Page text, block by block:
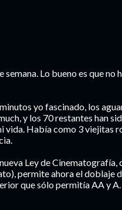
semana. Lo bueno es que no
yo fascinado, los
y los 70 restantes han
vida. Había como 3 viejitas
Ley de Cinematografía,
permite ahora el doblaje
que sólo permitía AA y A.